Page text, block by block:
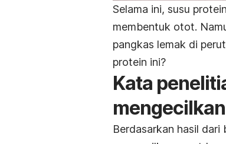
Selama ini, susu
membentuk otot.
pangkas lemak di
protein ini?
Kata
Berdasarkan hasil